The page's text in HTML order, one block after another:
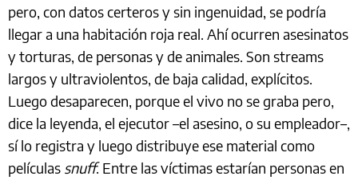
pero, con datos certeros y sin ingenuidad, se podría
llegar a una habitación roja real. Ahí ocurren asesinatos
y torturas, de personas y de animales. Son streams
largos y ultraviolentos, de baja calidad, explícitos.
Luego desaparecen, porque el vivo no se graba pero,
dice la leyenda, el ejecutor –el asesino, o su empleador–,
sí lo registra y luego distribuye ese material como
películas snuff. Entre las víctimas estarían personas en